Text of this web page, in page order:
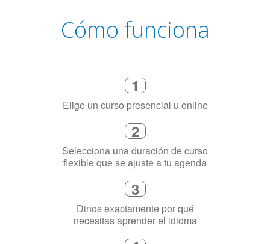
Cómo funciona
Elige un curso presencial u online
Selecciona una duración de curso
flexible que se ajuste a tu agenda
3
Dinos exactamente por qué
necesitas aprender el idioma